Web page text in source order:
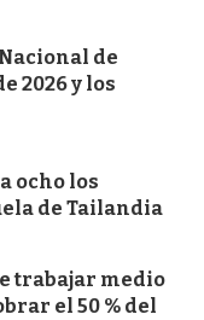
de
2026 y los
ocho los
de Tailandia
trabajar medio
el 50 % del